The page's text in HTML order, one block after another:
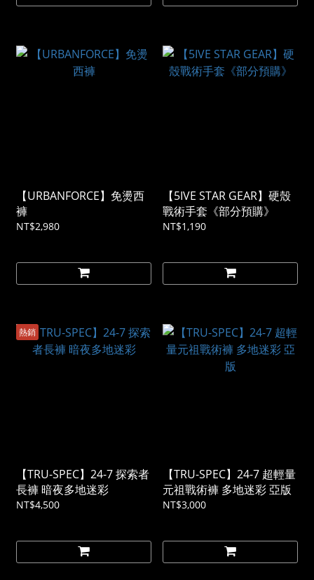
【URBANFORCE】免燙西
褲
NT$2,980
【5IVE STAR GEAR】硬殼
戰術手套《部分預購》
NT$1,190
熱銷
【TRU-SPEC】24-7 探索者
長褲 暗夜多地迷彩
NT$4,500
【TRU-SPEC】24-7 超輕量
元祖戰術褲 多地迷彩 亞版
NT$3,000